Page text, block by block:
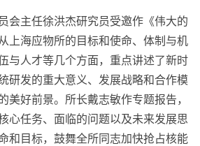
会主任徐洪杰研究员受邀作 《伟大的
上海应物所的目标和使命、体制与机
与人才等几个方面，重点讲述了新时
研发的重大意义、发展战略和合作模
美好前景。所长戴志敏作专题报告，
心任务、面临的问题以及未来发展思
和目标，鼓舞全所同志加快抢占核能